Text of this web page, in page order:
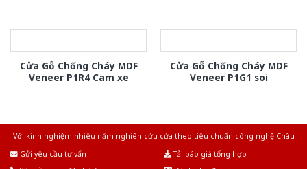
Cửa Gỗ Chống Cháy MDF
Veneer P1R4 Cam xe
Cửa Gỗ Chống Cháy MDF
Veneer P1G1 soi
Với kinh nghiệm nhiêu năm nghiên cứu cửa theo tiêu chuẩn công nghệ Châu
Gửi yêu cầu tư vấn
Tải báo giá tổng hợp